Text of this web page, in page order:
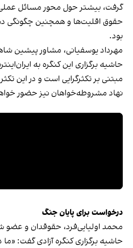
گرفت، بیشتر حول محور مسائل
حقوق اقلیت‌ها و همچنین چگونگی
بود.
مهرداد یوسفیانی، مشاور پیشین
حاشیه برگزاری این کنگره به
مبتنی بر تکثرگرایی است و در این
نهاد مشروطه‌خواهان نیز حضور
درخواست برای پایان جنگ
محمد اولیایی‌فرد، حقوقدان و عضو
حاشیه برگزاری کنگره آزادی گفت: